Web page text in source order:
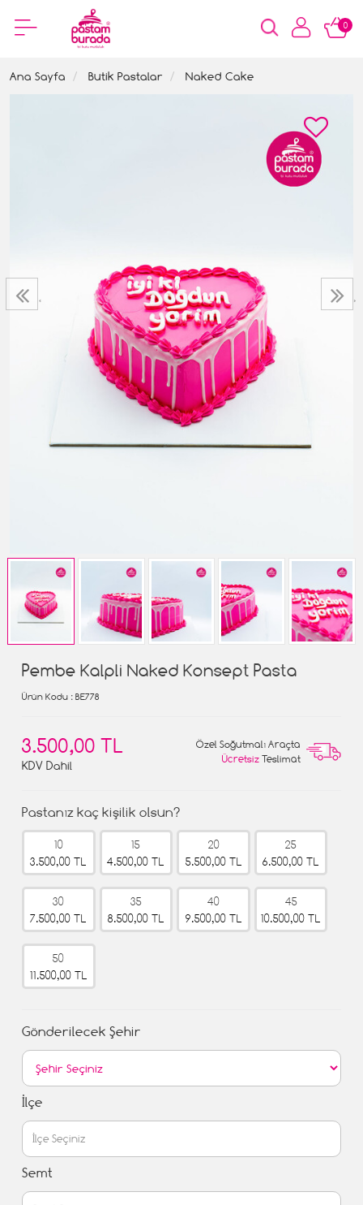
0
Ana Sayfa Butik Pastalar Naked Cake
‹ ›
Pembe Kalpli Naked Konsept Pasta
Ürün Kodu : BE778
3.500,00 TL
KDV Dahil
Özel Soğutmalı Araçta
Ücretsiz Teslimat
Pastanız kaç kişilik olsun?
10
3.500,00 TL
15
4.500,00 TL
20
5.500,00 TL
25
6.500,00 TL
30
7.500,00 TL
35
8.500,00 TL
40
9.500,00 TL
45
10.500,00 TL
50
11.500,00 TL
Gönderilecek Şehir
İlçe
Semt